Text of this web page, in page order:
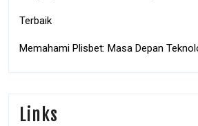
Terbaik
Memahami Plisbet: Masa Depan
Links